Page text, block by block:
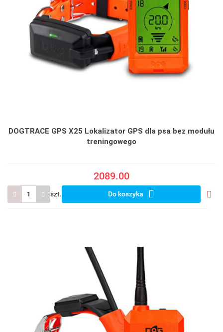
DOGTRACE GPS X25 Lokalizator GPS dla psa bez modułu
treningowego
2089.00
szt. Do koszyka